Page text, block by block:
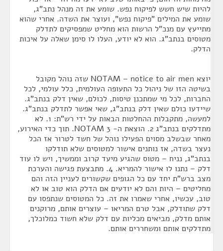
להיות שיש חשש לפיקוח נפש. שומע את זה מנהל נתב"ג,
שומע את המילים "פיקוח נפש", ועוצר את השדה. אחרי שהוא
מתייעץ עם מנכ"ל הרשות הוא מחליט שמפסיקים לתדלק
מטוסים בנתב"ג. הוא לא יודע, העלו לו סימן שאלה על איכות
הדלק.
יוצא NOTAM – notice to air men שזה נוהל מקובל
בשיטה הזו של ניהול כל התעופה העולמית, כלל עולמי, לכל
החברות, לכל מי שמתכנן טיסות, לכולם, שאין דלק בנתב"ג.
שיידעו כולם שאין דלק בנתב"ג, שאי אפשר לתדלק בנתב"ג.
למעשה, מתקבלות ההחלטות הבאות על ידי רש"ת: 1. לא
מתדלקים בנתב"ג 2. הוצאת ה- NOTAM 3. תוך כדי האירוע,
מאחר שבשלב מסוים הפעילו נוהל של חשד לטרור אז הכל
נעצר בשדה, אז נותנים אישור למטוסים שלא תודלקו
בנתב"ג, נניח – מטוס שהגיע מיעד קרוב וממשיך, ויש לו עוד
דלק – נתנו לו אישור להמריא. 4. מתבצעת פגישה והערכת
מצב ברש"ת יחד עם כל הגופים שקשורים לעניין הזה והם
מחליטים – היות והם לא יודעים אם הדלק הוא טוב או לא
טוב, עכשיו, אחרי שאמרו את זה. כל המטוסים שנתפסו עם
דלק שתודלק, אבל טרם המריאו – עוצרים אותם, מרוקנים
אותם מדלק, מביאים מכליות עם דלק שלא חשוד כמלוכלך,
מתדלקים אותם ומשחררים אותם.